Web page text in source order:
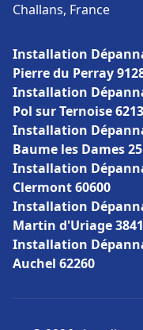
Challans, France
Installation
Pierre du Perray
Installation
Pol sur Ternoise
Installation
Baume les Dames
Installation
Clermont 60600
Installation
Martin d'Uriage
Installation
Auchel 62260